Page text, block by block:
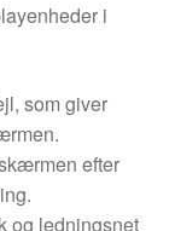
i
som giver
efter
og ledningsnet